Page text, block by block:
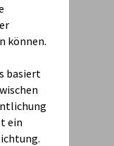
können.
basiert
ein